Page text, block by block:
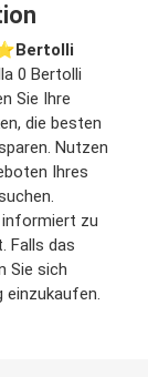
Bertolli
0 Bertolli
Sie Ihre
die besten
Nutzen
Ihres
informiert zu
Falls das
Sie sich
einzukaufen.